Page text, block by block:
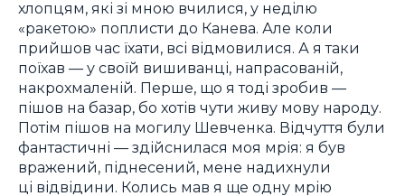
хлопцям, які зі мною вчилися, у неділю
«ракетою» поплисти до Канева. Але коли
прийшов час їхати, всі відмовилися. А я таки
поїхав — у своїй вишиванці, напрасованій,
накрохмаленій. Перше, що я тоді зробив —
пішов на базар, бо хотів чути живу мову народу.
Потім пішов на могилу Шевченка. Відчуття були
фантастичні — здійснилася моя мрія: я був
вражений, піднесений, мене надихнули
ці відвідини. Колись мав я ще одну мрію